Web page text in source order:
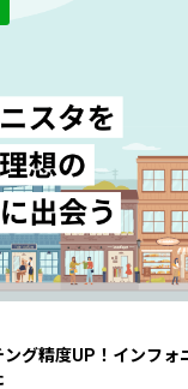
ング精度UP！インフォ